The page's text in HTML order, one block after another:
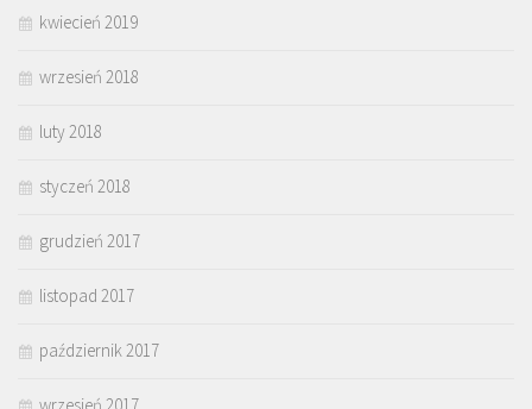
kwiecień 2019
wrzesień 2018
luty 2018
styczeń 2018
grudzień 2017
listopad 2017
październik 2017